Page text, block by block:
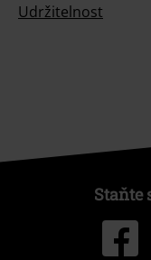
Udržitelnost
Staňte